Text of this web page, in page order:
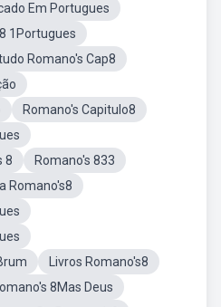
Em Portugues
1Portugues
Romano's Cap8
Romano's Capitulo8
8
Romano's 833
Romano's8
Livros Romano's8
8Mas Deus